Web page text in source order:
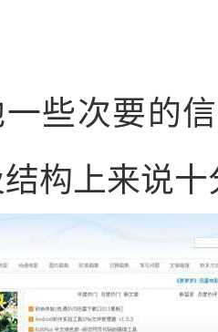
次要的信
构上来说